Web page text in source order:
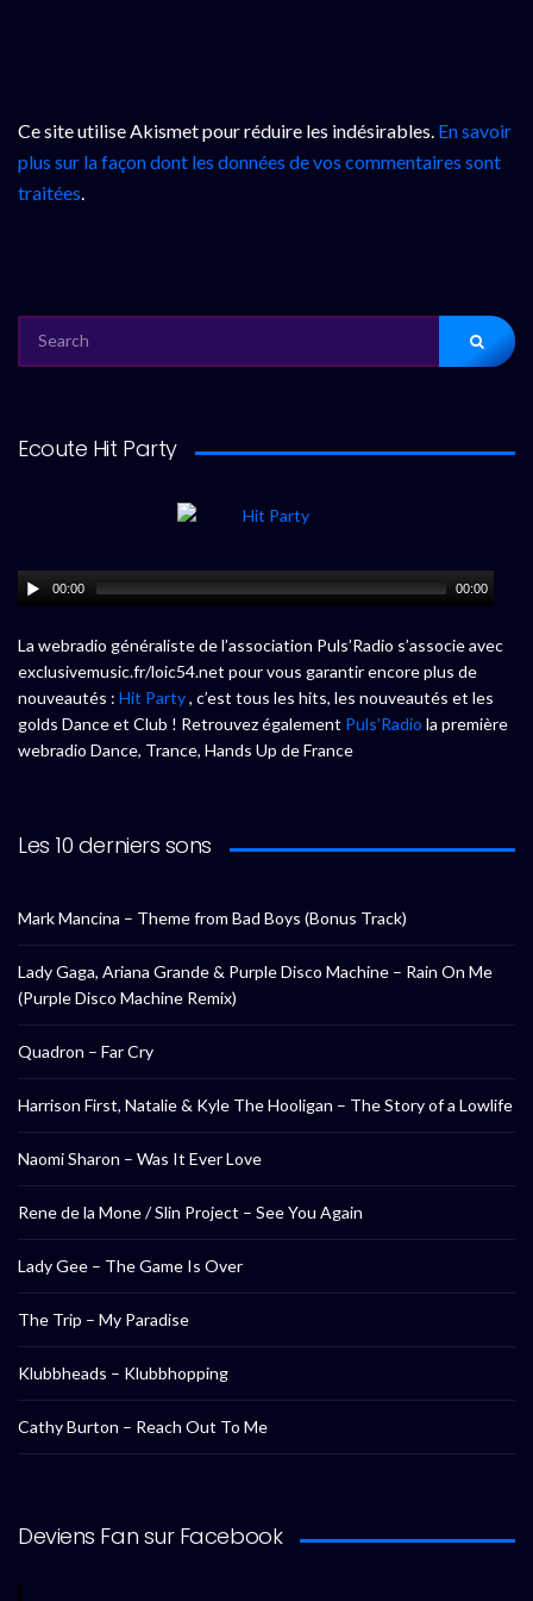
Ce site utilise Akismet pour réduire les indésirables. En savoir
plus sur la façon dont les données de vos commentaires sont
traitées.
FOR:
Ecoute Hit Party
00:00 00:00
La webradio généraliste de l’association Puls’Radio s’associe avec
exclusivemusic.fr/loic54.net pour vous garantir encore plus de
nouveautés : Hit Party, c’est tous les hits, les nouveautés et les
golds Dance et Club ! Retrouvez également Puls’Radio la première
webradio Dance, Trance, Hands Up de France
Les 10 derniers sons
Mark Mancina – Theme from Bad Boys (Bonus Track)
Lady Gaga, Ariana Grande & Purple Disco Machine – Rain On Me
(Purple Disco Machine Remix)
Quadron – Far Cry
Harrison First, Natalie & Kyle The Hooligan – The Story of a Lowlife
Naomi Sharon – Was It Ever Love
Rene de la Mone / Slin Project – See You Again
Lady Gee – The Game Is Over
The Trip – My Paradise
Klubbheads – Klubbhopping
Cathy Burton – Reach Out To Me
Deviens Fan sur Facebook